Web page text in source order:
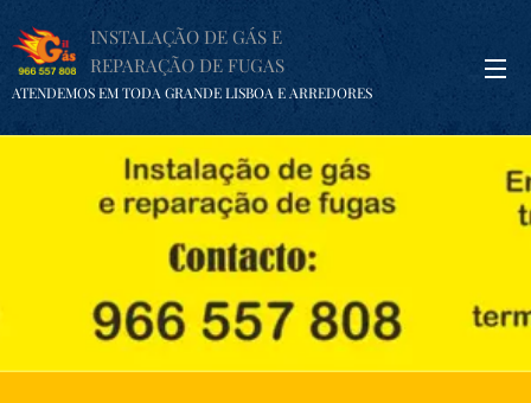
INSTALAÇÃO DE GÁS E
REPARAÇÃO DE FUGAS
ATENDEMOS EM TODA GRANDE LISBOA E ARREDORES